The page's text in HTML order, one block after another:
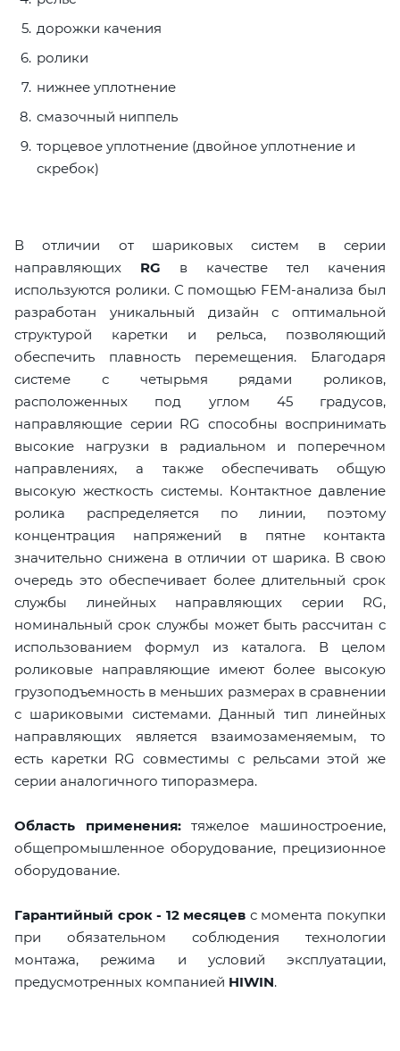
дорожки качения
ролики
нижнее уплотнение
смазочный ниппель
торцевое уплотнение (двойное уплотнение и
скребок)
В отличии от шариковых систем в серии
направляющих RG в качестве тел качения
используются ролики. С помощью FEM-анализа был
разработан уникальный дизайн с оптимальной
структурой каретки и рельса, позволяющий
обеспечить плавность перемещения. Благодаря
системе с четырьмя рядами роликов,
расположенных под углом 45 градусов,
направляющие серии RG способны воспринимать
высокие нагрузки в радиальном и поперечном
направлениях, а также обеспечивать общую
высокую жесткость системы. Контактное давление
ролика распределяется по линии, поэтому
концентрация напряжений в пятне контакта
значительно снижена в отличии от шарика. В свою
очередь это обеспечивает более длительный срок
службы линейных направляющих серии RG,
номинальный срок службы может быть рассчитан с
использованием формул из каталога. В целом
роликовые направляющие имеют более высокую
грузоподъемность в меньших размерах в сравнении
с шариковыми системами. Данный тип линейных
направляющих является взаимозаменяемым, то
есть каретки RG совместимы с рельсами этой же
серии аналогичного типоразмера.
Область применения:тяжелое машиностроение,
общепромышленное оборудование, прецизионное
оборудование.
Гарантийный срок - 12 месяцев с момента покупки
при обязательном соблюдения технологии
монтажа, режима и условий эксплуатации,
предусмотренных компанией HIWIN.